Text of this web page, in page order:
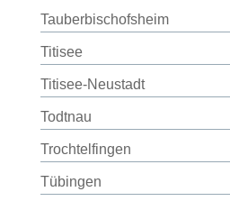
Tauberbischofsheim
Titisee
Titisee-Neustadt
Todtnau
Trochtelfingen
Tübingen